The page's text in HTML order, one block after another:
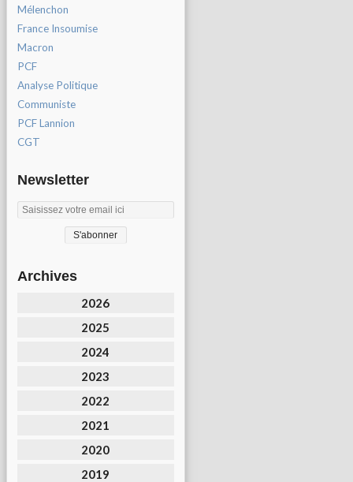
Mélenchon
France Insoumise
Macron
PCF
Analyse Politique
Communiste
PCF Lannion
CGT
Newsletter
Archives
2026
2025
2024
2023
2022
2021
2020
2019